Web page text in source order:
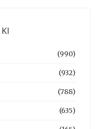
(990)
(932)
(788)
(635)